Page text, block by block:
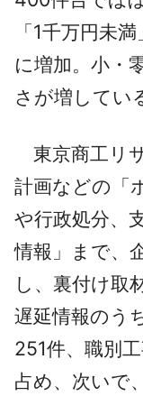
「1千万円未
に増加。小・
さが増してい
東京商工リ
計画などの「
や行政処分、
情報」まで、
し、裏付け取
遅延情報のう
251件、職別
占め、次いで